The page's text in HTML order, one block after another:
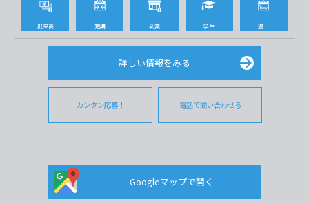
出来高 短期 副業 学生 週一
詳しい情報をみる
カンタン応募！ 電話で問い合わせる
Googleマップで開く